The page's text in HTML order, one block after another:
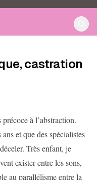
castration
à l’abstraction.
et que des spécialistes
Très enfant, je
exister entre les sons,
au parallélisme entre la